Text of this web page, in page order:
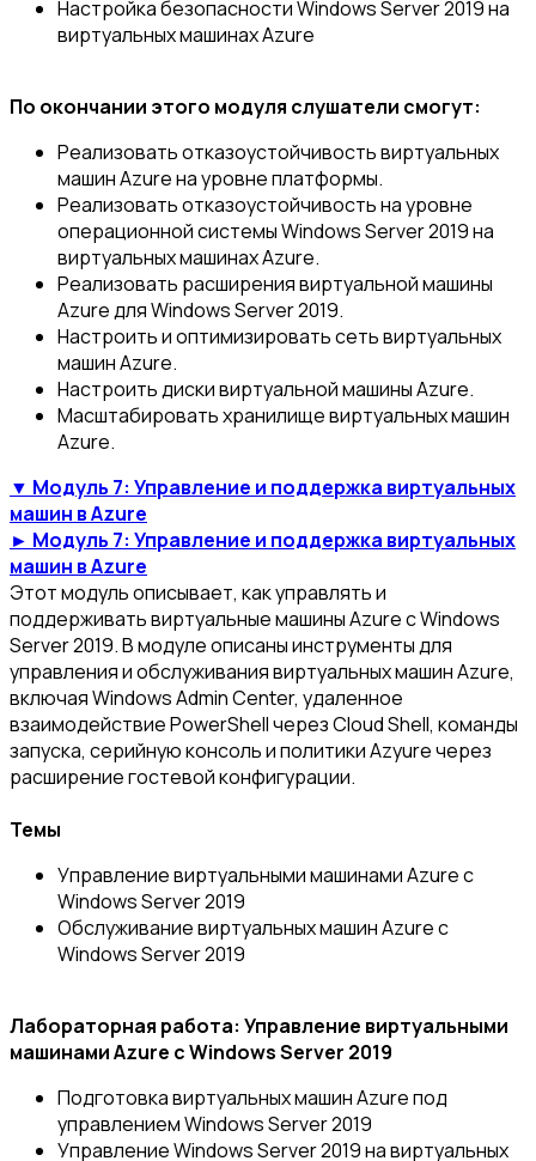
Настройка безопасности Windows Server 2019 на
виртуальных машинах Azure
По окончании этого модуля слушатели смогут:
Реализовать отказоустойчивость виртуальных
машин Azure на уровне платформы.
Реализовать отказоустойчивость на уровне
операционной системы Windows Server 2019 на
виртуальных машинах Azure.
Реализовать расширения виртуальной машины
Azure для Windows Server 2019.
Настроить и оптимизировать сеть виртуальных
машин Azure.
Настроить диски виртуальной машины Azure.
Масштабировать хранилище виртуальных машин
Azure.
▼ Модуль 7: Управление и поддержка виртуальных
машин в Azure
► Модуль 7: Управление и поддержка виртуальных
машин в Azure
Этот модуль описывает, как управлять и
поддерживать виртуальные машины Azure с Windows
Server 2019. В модуле описаны инструменты для
управления и обслуживания виртуальных машин Azure,
включая Windows Admin Center, удаленное
взаимодействие PowerShell через Cloud Shell, команды
запуска, серийную консоль и политики Azyure через
расширение гостевой конфигурации.
Темы
Управление виртуальными машинами Azure с
Windows Server 2019
Обслуживание виртуальных машин Azure с
Windows Server 2019
Лабораторная работа: Управление виртуальными
машинами Azure с Windows Server 2019
Подготовка виртуальных машин Azure под
управлением Windows Server 2019
Управление Windows Server 2019 на виртуальных